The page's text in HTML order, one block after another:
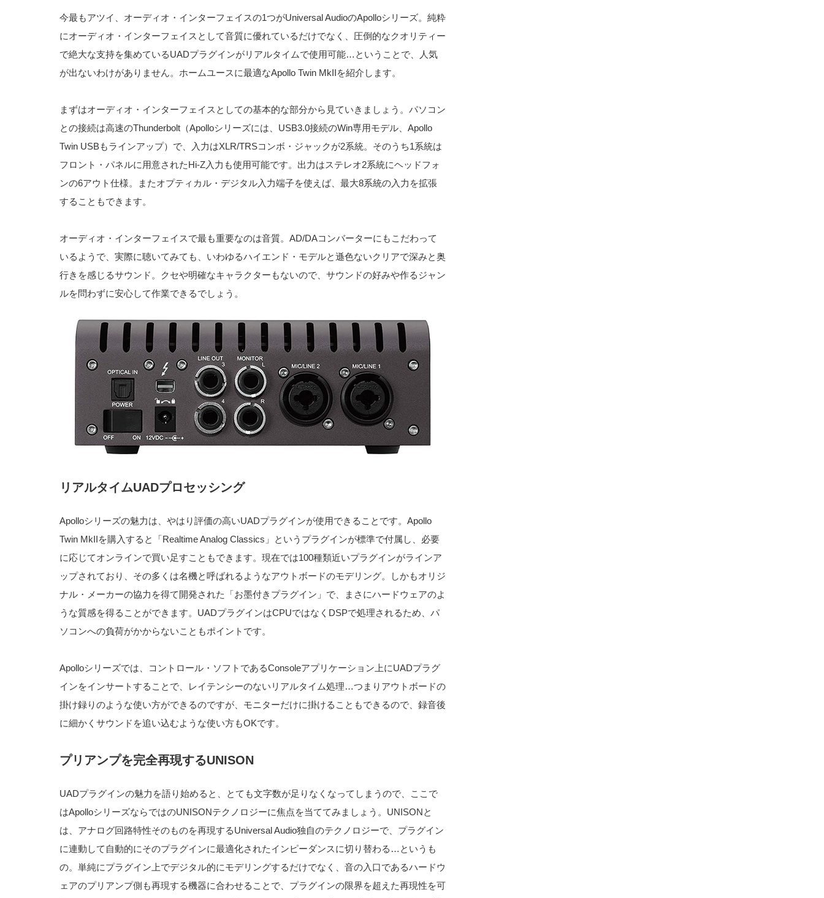
今最もアツイ、オーディオ・インターフェイスの1つがUniversal AudioのApolloシリーズ。純粋
にオーディオ・インターフェイスとして音質に優れているだけでなく、圧倒的なクオリティー
で絶大な支持を集めているUADプラグインがリアルタイムで使用可能…ということで、人気
が出ないわけがありません。ホームユースに最適なApollo Twin MkIIを紹介します。
まずはオーディオ・インターフェイスとしての基本的な部分から見ていきましょう。パソコン
との接続は高速のThunderbolt（Apolloシリーズには、USB3.0接続のWin専用モデル、Apollo
Twin USBもラインアップ）で、入力はXLR/TRSコンボ・ジャックが2系統。そのうち1系統は
フロント・パネルに用意されたHi-Z入力も使用可能です。出力はステレオ2系統にヘッドフォ
ンの6アウト仕様。またオプティカル・デジタル入力端子を使えば、最大8系統の入力を拡張
することもできます。
オーディオ・インターフェイスで最も重要なのは音質。AD/DAコンバーターにもこだわって
いるようで、実際に聴いてみても、いわゆるハイエンド・モデルと遜色ないクリアで深みと奥
行きを感じるサウンド。クセや明確なキャラクターもないので、サウンドの好みや作るジャン
ルを問わずに安心して作業できるでしょう。
リアルタイムUADプロセッシング
Apolloシリーズの魅力は、やはり評価の高いUADプラグインが使用できることです。Apollo
Twin MkIIを購入すると「Realtime Analog Classics」というプラグインが標準で付属し、必要
に応じてオンラインで買い足すこともできます。現在では100種類近いプラグインがラインア
ップされており、その多くは名機と呼ばれるようなアウトボードのモデリング。しかもオリジ
ナル・メーカーの協力を得て開発された「お墨付きプラグイン」で、まさにハードウェアのよ
うな質感を得ることができます。UADプラグインはCPUではなくDSPで処理されるため、パ
ソコンへの負荷がかからないこともポイントです。
Apolloシリーズでは、コントロール・ソフトであるConsoleアプリケーション上にUADプラグ
インをインサートすることで、レイテンシーのないリアルタイム処理…つまりアウトボードの
掛け録りのような使い方ができるのですが、モニターだけに掛けることもできるので、録音後
に細かくサウンドを追い込むような使い方もOKです。
プリアンプを完全再現するUNISON
UADプラグインの魅力を語り始めると、とても文字数が足りなくなってしまうので、ここで
はApolloシリーズならではのUNISONテクノロジーに焦点を当ててみましょう。UNISONと
は、アナログ回路特性そのものを再現するUniversal Audio独自のテクノロジーで、プラグイン
に連動して自動的にそのプラグインに最適化されたインピーダンスに切り替わる…というも
の。単純にプラグイン上でデジタル的にモデリングするだけでなく、音の入口であるハードウ
ェアのプリアンプ側も再現する機器に合わせることで、プラグインの限界を超えた再現性を可